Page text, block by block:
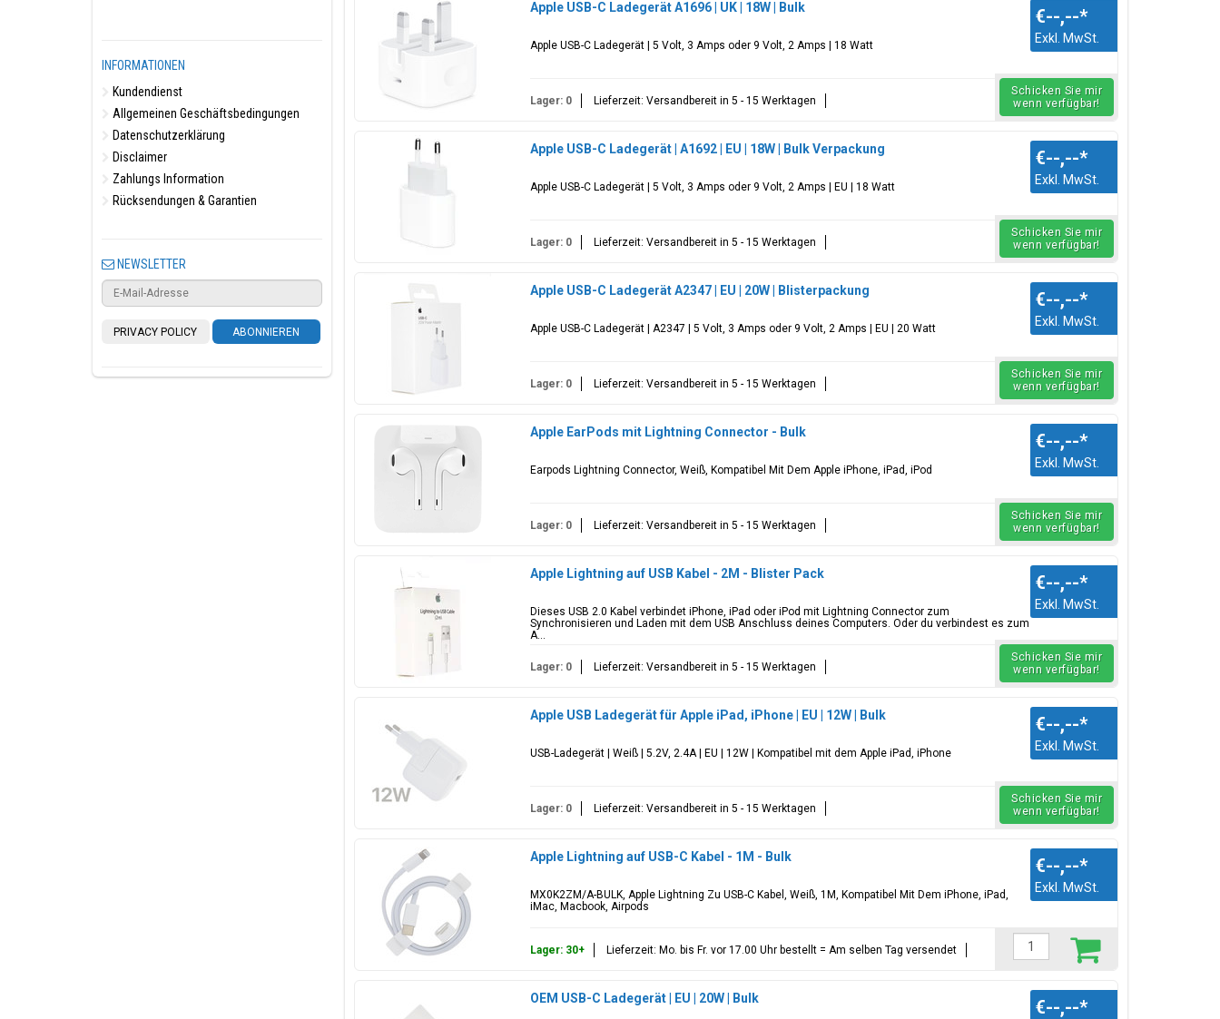
INFORMATIONEN
Kundendienst
Allgemeinen Geschäftsbedingungen
Datenschutzerklärung
Disclaimer
Zahlungs Information
Rücksendungen & Garantien
NEWSLETTER
PRIVACY POLICY ABONNIEREN
Apple USB-C Ladegerät A1696 | UK | 18W | Bulk
Apple USB-C Ladegerät | 5 Volt, 3 Amps oder 9 Volt, 2 Amps | 18 Watt
€--,--*
Exkl. MwSt.
Lager: 0 Lieferzeit: Versandbereit in 5 - 15 Werktagen
Schicken Sie mir
wenn verfügbar!
Apple USB-C Ladegerät | A1692 | EU | 18W | Bulk Verpackung
Apple USB-C Ladegerät | 5 Volt, 3 Amps oder 9 Volt, 2 Amps | EU | 18 Watt
€--,--*
Exkl. MwSt.
Lager: 0 Lieferzeit: Versandbereit in 5 - 15 Werktagen
Schicken Sie mir
wenn verfügbar!
Apple USB-C Ladegerät A2347 | EU | 20W | Blisterpackung
Apple USB-C Ladegerät | A2347 | 5 Volt, 3 Amps oder 9 Volt, 2 Amps | EU | 20 Watt
€--,--*
Exkl. MwSt.
Lager: 0 Lieferzeit: Versandbereit in 5 - 15 Werktagen
Schicken Sie mir
wenn verfügbar!
Apple EarPods mit Lightning Connector - Bulk
Earpods Lightning Connector, Weiß, Kompatibel Mit Dem Apple iPhone, iPad, iPod
€--,--*
Exkl. MwSt.
Lager: 0 Lieferzeit: Versandbereit in 5 - 15 Werktagen
Schicken Sie mir
wenn verfügbar!
Apple Lightning auf USB Kabel - 2M - Blister Pack
Dieses USB 2.0 Kabel verbindet iPhone, iPad oder iPod mit Lightning Connector zum
Synchronisieren und Laden mit dem USB Anschluss deines Computers. Oder du verbindest es zum
A...
€--,--*
Exkl. MwSt.
Lager: 0 Lieferzeit: Versandbereit in 5 - 15 Werktagen
Schicken Sie mir
wenn verfügbar!
Apple USB Ladegerät für Apple iPad, iPhone | EU | 12W | Bulk
USB-Ladegerät | Weiß | 5.2V, 2.4A | EU | 12W | Kompatibel mit dem Apple iPad, iPhone
€--,--*
Exkl. MwSt.
Lager: 0 Lieferzeit: Versandbereit in 5 - 15 Werktagen
Schicken Sie mir
wenn verfügbar!
Apple Lightning auf USB-C Kabel - 1M - Bulk
MX0K2ZM/A-BULK, Apple Lightning Zu USB-C Kabel, Weiß, 1M, Kompatibel Mit Dem iPhone, iPad,
iMac, Macbook, Airpods
€--,--*
Exkl. MwSt.
Lager: 30+ Lieferzeit: Mo. bis Fr. vor 17.00 Uhr bestellt = Am selben Tag versendet
OEM USB-C Ladegerät | EU | 20W | Bulk €--,--*